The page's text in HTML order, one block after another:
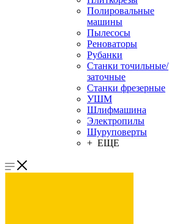
Полировальные
машины
Пылесосы
Реноваторы
Рубанки
Станки точильные/
заточные
Станки фрезерные
УШМ
Шлифмашина
Электропилы
Шуруповерты
+ ЕЩЕ